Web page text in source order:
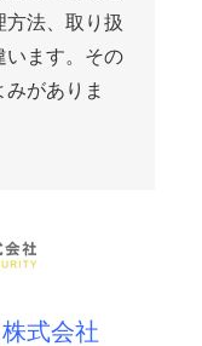
方法、取り扱
います。その
がありま
式会社